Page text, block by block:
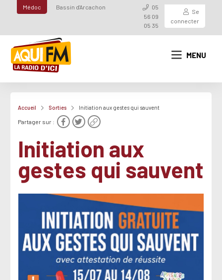
Médoc Bassin d'Arcachon
05
56 09
05 35
Se
connecter
MENU
Accueil Sorties Initiation aux gestes qui sauvent
Partager sur :
Initiation aux
gestes qui sauvent